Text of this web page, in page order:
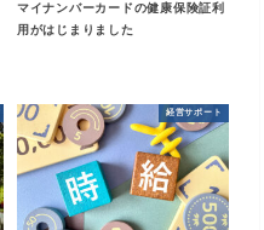
マイナンバーカードの健康保険証利
用がはじまりました
経営サポート